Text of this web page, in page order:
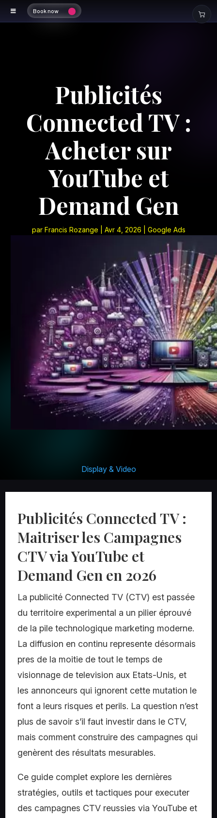
Book now
Publicités
Connected TV :
Acheter sur
YouTube et
Demand Gen
par Francis Rozange Avr 4, 2026 Google Ads
Display & Video
Publicités Connected TV :
Maitriser les Campagnes
CTV via YouTube et
Demand Gen en 2026
La publicité Connected TV (CTV) est passée
du territoire experimental a un pilier éprouvé
de la pile technologique marketing moderne.
La diffusion en continu represente désormais
pres de la moitie de tout le temps de
visionnage de television aux Etats-Unis, et
les annonceurs qui ignorent cette mutation le
font a leurs risques et perils. La question n’est
plus de savoir s’il faut investir dans le CTV,
mais comment construire des campagnes qui
genèrent des résultats mesurables.
Ce guide complet explore les dernières
stratégies, outils et tactiques pour executer
des campagnes CTV reussies via YouTube et